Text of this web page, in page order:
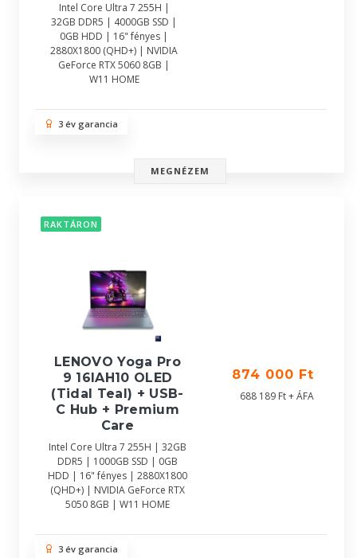
Intel Core Ultra 7 255H |
32GB DDR5 | 4000GB SSD |
0GB HDD | 16" fényes |
2880X1800 (QHD+) | NVIDIA
GeForce RTX 5060 8GB |
W11 HOME
3 év garancia
MEGNÉZEM
RAKTÁRON
LENOVO Yoga Pro
9 16IAH10 OLED
(Tidal Teal) + USB-
C Hub + Premium
Care
Intel Core Ultra 7 255H | 32GB
DDR5 | 1000GB SSD | 0GB
HDD | 16" fényes | 2880X1800
(QHD+) | NVIDIA GeForce RTX
5050 8GB | W11 HOME
874 000 Ft
688 189 Ft + ÁFA
3 év garancia